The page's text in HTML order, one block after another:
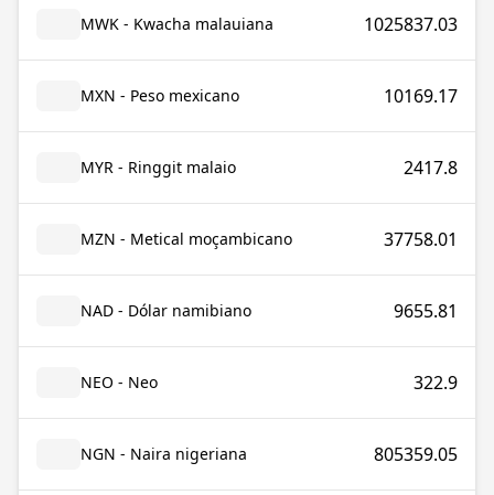
MWK - Kwacha malauiana 1025837.03
MXN - Peso mexicano 10169.17
MYR - Ringgit malaio 2417.8
MZN - Metical moçambicano 37758.01
NAD - Dólar namibiano 9655.81
NEO - Neo 322.9
NGN - Naira nigeriana 805359.05